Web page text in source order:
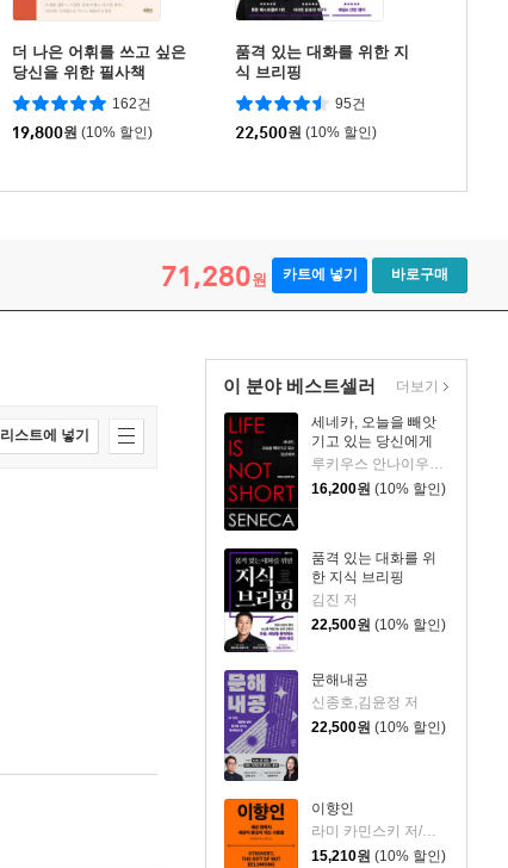
더 나은 어휘를 쓰고 싶은
당신을 위한 필사책
162건
19,800원 (10% 할인)
품격 있는 대화를 위한 지
식 브리핑
95건
22,500원 (10% 할인)
71,280원 카트에 넣기 바로구매
이 분야 베스트셀러
세네카, 오늘을 빼앗
기고 있는 당신에게
루키우스 안나이우스 세네카 저/하와이 대저택 편역
16,200원 (10% 할인)
품격 있는 대화를 위
한 지식 브리핑
김진 저
22,500원 (10% 할인)
문해내공
신종호,김윤정 저
22,500원 (10% 할인)
이향인
15,210원 (10% 할인)
더보기
리스트에 넣기